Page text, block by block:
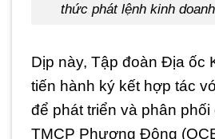
thức phát lệnh kinh
Dịp này, Tập đoàn Địa ốc
tiến hành ký kết hợp tác
để phát triển và phân
TMCP Phương Đông